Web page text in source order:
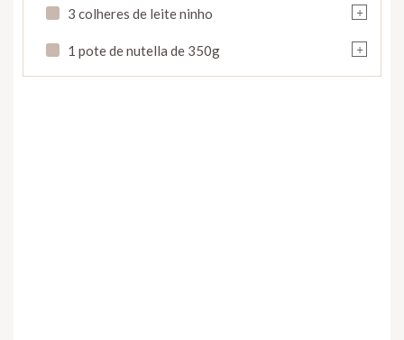
+
3 colheres de leite ninho
+
1 pote de nutella de 350g